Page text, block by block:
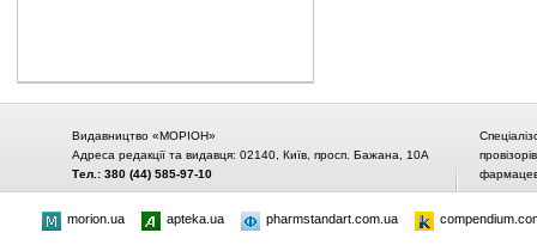
Видавництво «МОРІОН»
Адреса редакції та видавця: 02140, Київ, просп. Бажана, 10А
Тел.: 380 (44) 585-97-10
morion.ua apteka.ua pharmstandart.com.ua